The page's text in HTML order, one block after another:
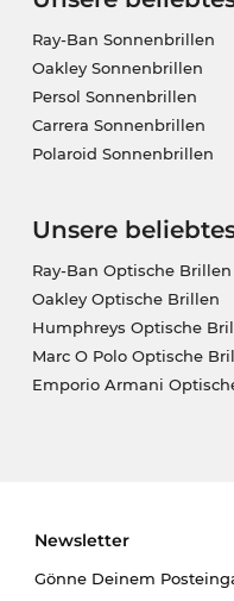
Ray-Ban Sonnenbrillen
Oakley Sonnenbrillen
Persol Sonnenbrillen
Carrera Sonnenbrillen
Polaroid Sonnenbrillen
Unsere
Ray-Ban Optische Brillen
Oakley Optische Brillen
Humphreys Optische
Marc O Polo Optische
Emporio Armani
Newsletter
Gönne Deinem